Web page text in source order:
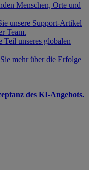
Menschen, Orte und
unsere Support-Artikel
Team.
Teil unseres globalen
mehr über die Erfolge
des KI-Angebots.